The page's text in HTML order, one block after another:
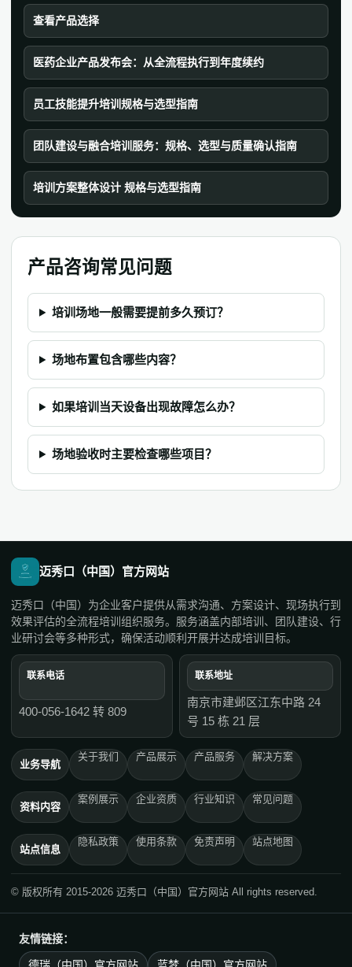
查看产品选择
医药企业产品发布会：从全流程执行到年度续约
员工技能提升培训规格与选型指南
团队建设与融合培训服务：规格、选型与质量确认指南
培训方案整体设计 规格与选型指南
产品咨询常见问题
培训场地一般需要提前多久预订？
场地布置包含哪些内容？
如果培训当天设备出现故障怎么办？
场地验收时主要检查哪些项目？
迈秀口（中国）官方网站
迈秀口（中国）为企业客户提供从需求沟通、方案设计、现场执行到
效果评估的全流程培训组织服务。服务涵盖内部培训、团队建设、行
业研讨会等多种形式，确保活动顺利开展并达成培训目标。
联系电话
400-056-1642 转 809
联系地址
南京市建邺区江东中路 24
号 15 栋 21 层
业务导航
关于我们 产品展示 产品服务 解决方案
资料内容
案例展示 企业资质 行业知识 常见问题
站点信息
隐私政策 使用条款 免责声明 站点地图
© 版权所有 2015-2026 迈秀口（中国）官方网站 All rights reserved.
友情链接：